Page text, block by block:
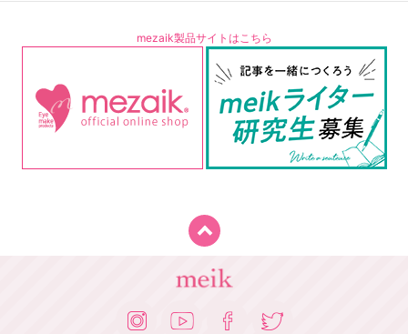
mezaik製品サイトはこちら